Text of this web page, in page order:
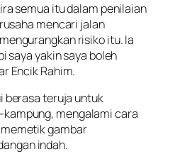
semua itu dalam penilaian
mencari jalan
risiko itu. Ia
saya yakin saya boleh
Encik Rahim.
berasa teruja untuk
mengalami cara
gambar
indah.